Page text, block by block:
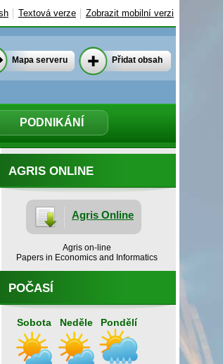
Textová verze Zobrazit mobilní verzi
PODNIKÁNÍ
Mapa serveru Přidat obsah
AGRIS ONLINE
Agris Online
Agris on-line
Papers in Economics and Informatics
POČASÍ
Sobota Neděle Pondělí